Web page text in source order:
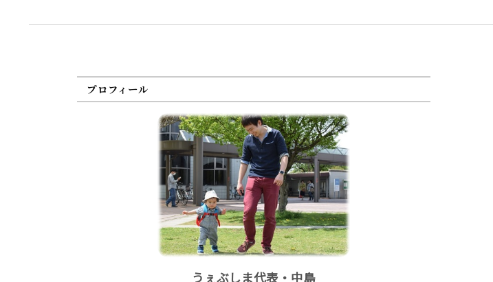
プロフィール
うぇぶしま代表・中島